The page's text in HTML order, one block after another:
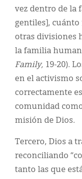
vez dentro de la
gentiles], cuánto
otras divisiones
la familia
Family, 19-20).
en el activismo
correctamente
comunidad
misión de Dios.
Tercero, Dios a
reconciliando
tanto las que